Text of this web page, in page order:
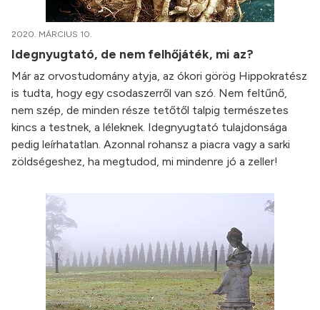
2020. MÁRCIUS 10.
Idegnyugtató, de nem felhőjáték, mi az?
Már az orvostudomány atyja, az ókori görög Hippokratész
is tudta, hogy egy csodaszerről van szó. Nem feltűnő,
nem szép, de minden része tetőtől talpig természetes
kincs a testnek, a léleknek. Idegnyugtató tulajdonsága
pedig leírhatatlan. Azonnal rohansz a piacra vagy a sarki
zöldségeshez, ha megtudod, mi mindenre jó a zeller!